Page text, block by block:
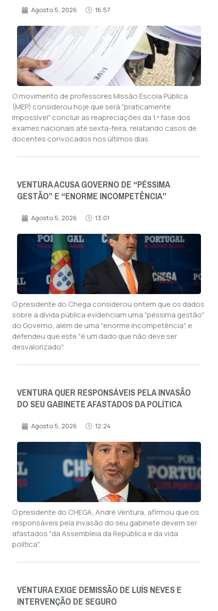
Agosto 5, 2026 16:57
O movimento de professores Missão Escola Pública
(MEP) considerou hoje que será "praticamente
impossível" concluir as reapreciações da 1.ª fase dos
exames nacionais até sexta-feira, relatando casos de
docentes convocados nos últimos dias.
VENTURA ACUSA GOVERNO DE “PÉSSIMA
GESTÃO” E “ENORME INCOMPETÊNCIA”
Agosto 5, 2026 13:01
O presidente do Chega considerou ontem que os dados
sobre a dívida pública evidenciam uma "péssima gestão"
do Governo, além de uma "enorme incompetência", e
defendeu que este "é um dado que não deve ser
desvalorizado".
VENTURA QUER RESPONSÁVEIS PELA INVASÃO
DO SEU GABINETE AFASTADOS DA POLÍTICA
Agosto 5, 2026 12:24
O presidente do CHEGA, André Ventura, afirmou que os
responsáveis pela invasão do seu gabinete devem ser
afastados "da Assembleia da República e da vida
política".
VENTURA EXIGE DEMISSÃO DE LUÍS NEVES E
INTERVENÇÃO DE SEGURO